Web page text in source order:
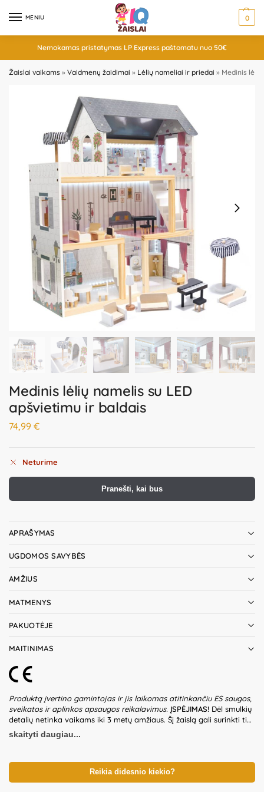
MENIU 0
Nemokamas pristatymas LP Express paštomatu nuo 50€
Žaislai vaikams » Vaidmenų žaidimai » Lėlių nameliai ir priedai » Medinis
Medinis lėlių namelis su LED
apšvietimu ir baldais
74,99 €
Neturime
Pranešti, kai bus
APRAŠYMAS
UGDOMOS SAVYBĖS
AMŽIUS
MATMENYS
PAKUOTĖJE
MAITINIMAS
Produktą įvertino gamintojas ir jis laikomas atitinkančiu ES saugos,
sveikatos ir aplinkos apsaugos reikalavimus. ĮSPĖJIMAS! Dėl smulkių
detalių netinka vaikams iki 3 metų amžiaus. Šį žaislą gali surinkti tik
suaugusieji. Nesurinktą žaislą saugoti nuo vaikų, nes pakuotėje ir
žaisle gali būti smulkių bei aštrių detalių, kurios gali sukelti
vaikus. Būtina kartkartėmis tikrinti sutvirtinimo dalis (atramas,
sutvirtinimus, pakabinimo priemones). Naudoti tik ant lygaus
paviršiaus. Nelipkite ir nesėdėkite ant surinkto žaislo. Žaislą
skaityti daugiau...
Reikia didesnio kiekio?